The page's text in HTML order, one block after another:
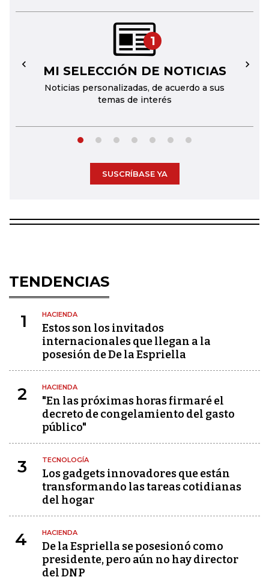
1
MI SELECCIÓN DE NOTICIAS
Noticias personalizadas, de acuerdo a sus
temas de interés
← →
SUSCRÍBASE YA
TENDENCIAS
1 HACIENDA
Estos son los invitados
internacionales que llegan a la
posesión de De la Espriella
2 HACIENDA
"En las próximas horas firmaré el
decreto de congelamiento del gasto
público"
3 TECNOLOGÍA
Los gadgets innovadores que están
transformando las tareas cotidianas
del hogar
4 HACIENDA
De la Espriella se posesionó como
presidente, pero aún no hay director
del DNP